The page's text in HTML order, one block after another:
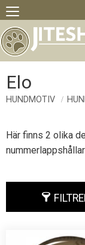
Meny
Elo
HUNDMOTIV
Här finns 2 olika